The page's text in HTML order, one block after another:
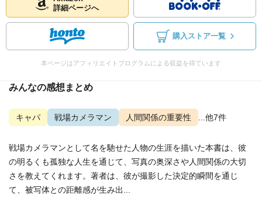
詳細ページへ
購入ストア一覧
本ページはアフィリエイトプログラムによる収益を得ています
みんなの感想まとめ
キャパ 戦場カメラマン 人間関係の重要性 ...他7件
戦場カメラマンとして名を馳せた人物の生涯を描いた本書は、彼
の明るくも孤独な人生を通じて、写真の奥深さや人間関係の大切
さを教えてくれます。著者は、彼が撮影した決定的瞬間を通じ
て、被写体との距離感が生み出...